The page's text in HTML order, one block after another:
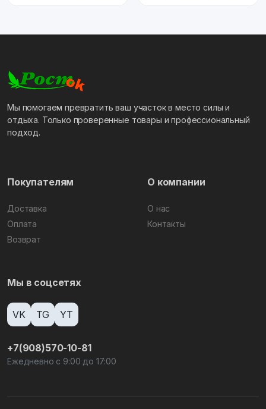
Мы помогаем превратить ваш участок в место силы и
отдыха. Только проверенные товары и профессиональный
подход.
Покупателям
Доставка
Оплата
Возврат
О компании
О нас
Контакты
Мы в соцсетях
VK TG YT
+7(908)570-10-81
Ежедневно с 9:00 до 17:00